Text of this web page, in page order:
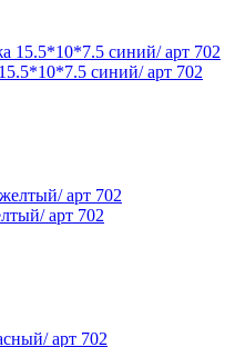
синий/ арт 702
арт 702